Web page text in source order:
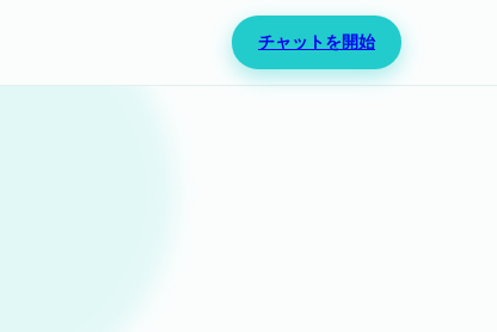
チャットを開始